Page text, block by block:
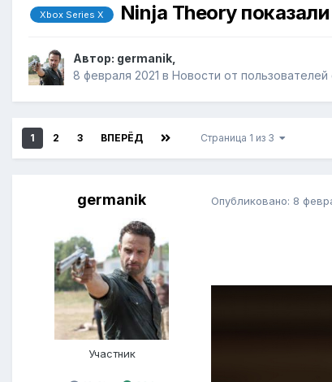
Xbox Series X Ninja Theory
Автор: germanik
8 февраля 2021 в Новости от
1 2 3 ВПЕРЁД Страница 1 из 3
germanik
Участник
Опубликовано: 8